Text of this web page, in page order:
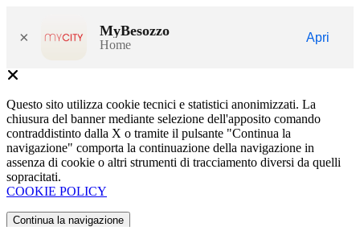
× MyBesozzo
Home
Apri
Questo sito utilizza cookie tecnici e statistici anonimizzati. La
chiusura del banner mediante selezione dell'apposito comando
contraddistinto dalla X o tramite il pulsante "Continua la
navigazione" comporta la continuazione della navigazione in
assenza di cookie o altri strumenti di tracciamento diversi da quelli
sopracitati.
COOKIE POLICY
Continua la navigazione